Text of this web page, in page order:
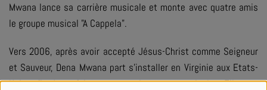
Mwana lance sa carrière musicale et monte avec quatre amis
le groupe musical "A Cappela".
Vers 2006, après avoir accepté Jésus-Christ comme Seigneur
et Sauveur, Dena Mwana part s’installer en Virginie aux Etats-
Unis, afin de parfaire ses connaissances musicales. Elle met